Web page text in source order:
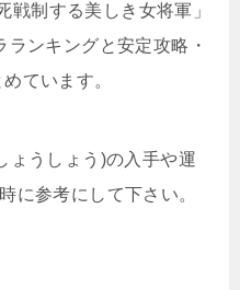
戦制する美しき女将軍」
ンキングと安定攻略・
ています。
ょうしょう)の入手や運
に参考にして下さい。